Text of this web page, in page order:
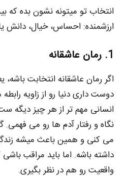
انتخاب تو میتونه نشون بده که
ارزشمنده: احساس، خیال، دانش
1. رمان عاشقانه
اگر رمان عاشقانه انتخابت
دوست داری دنیا رو از زاویه‌ رابطه‌
انسانی مهم‌ تر از هر چیز دیگه‌
نگاه و رفتار آدم‌ ها رو می‌
می‌ کنی و همین باعث میشه
داشته باشه. اما باید مراقب
واقعیت رو هم در نظر بگیری.